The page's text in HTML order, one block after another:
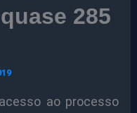
285
ao processo